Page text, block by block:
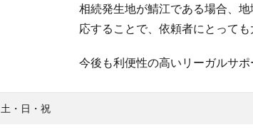
相続発生地が鯖江である場合、
応することで、依頼者にとっても
今後も利便性の高いリーガルサポ
土・日・祝